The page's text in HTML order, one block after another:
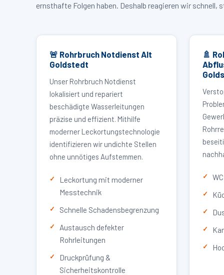
ernsthafte Folgen haben. Deshalb reagieren wir
🚨 Rohrbruch Notdienst Alt
Goldstedt
Unser Rohrbruch Notdienst
lokalisiert und repariert
beschädigte Wasserleitungen
präzise und effizient. Mithilfe
moderner Leckortungstechnologie
identifizieren wir undichte Stellen
ohne unnötiges Aufstemmen.
Leckortung mit moderner
Messtechnik
Schnelle Schadensbegrenzung
Austausch defekter
Rohrleitungen
Druckprüfung &
Sicherheitskontrolle
🚿